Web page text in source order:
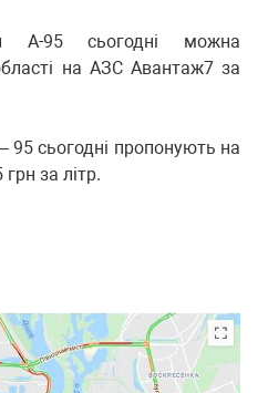
А-95 сьогодні можна
на АЗС Авантаж7 за
сьогодні пропонують на
за літр.